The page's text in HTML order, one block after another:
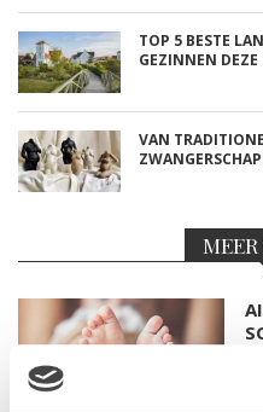
TOP 5 BESTE
GEZINNEN DEZE
VAN